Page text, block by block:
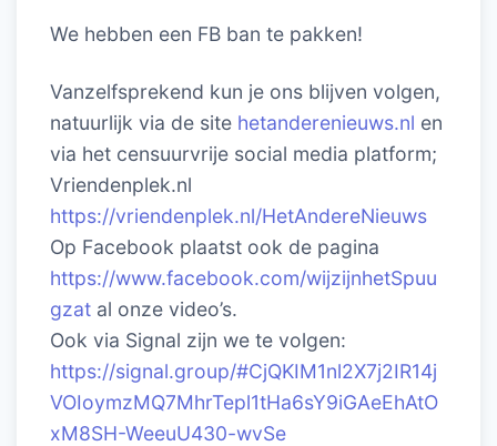
We hebben een FB ban te pakken!
Vanzelfsprekend kun je ons blijven volgen,
natuurlijk via de site hetanderenieuws.nl en
via het censuurvrije social media platform;
Vriendenplek.nl
https://vriendenplek.nl/HetAndereNieuws
Op Facebook plaatst ook de pagina
https://www.facebook.com/wijzijnhetSpuu
gzat al onze video’s.
Ook via Signal zijn we te volgen:
https://signal.group/#CjQKIM1nl2X7j2IR14j
VOIoymzMQ7MhrTepl1tHa6sY9iGAeEhAtO
xM8SH-WeeuU430-wvSe